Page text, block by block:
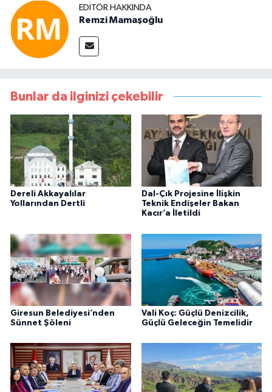
EDITÖR HAKKINDA
Remzi Mamaşoğlu
Bunlar da ilginizi çekebilir
Dereli Akkayalılar
Yollarından Dertli
Dal-Çık Projesine İlişkin
Teknik Endişeler Bakan
Kacır’a İletildi
Giresun Belediyesi’nden
Sünnet Şöleni
Vali Koç: Güçlü Denizcilik,
Güçlü Geleceğin Temelidir